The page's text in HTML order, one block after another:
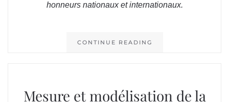
honneurs nationaux et internationaux.
CONTINUE READING
Mesure et modélisation de la